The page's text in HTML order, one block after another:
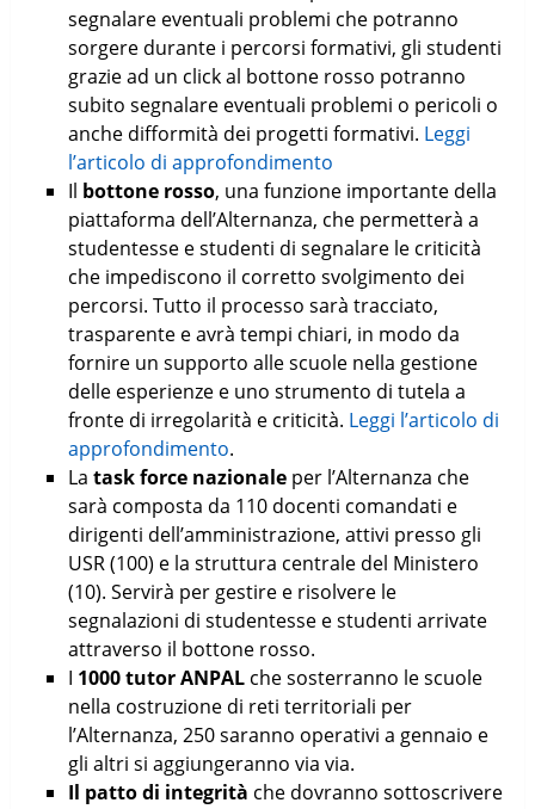
segnalare eventuali problemi che potranno
sorgere durante i percorsi formativi, gli studenti
grazie ad un click al bottone rosso potranno
subito segnalare eventuali problemi o pericoli o
anche difformità dei progetti formativi. Leggi
l’articolo di approfondimento
Il bottone rosso, una funzione importante della
piattaforma dell’Alternanza, che permetterà a
studentesse e studenti di segnalare le criticità
che impediscono il corretto svolgimento dei
percorsi. Tutto il processo sarà tracciato,
trasparente e avrà tempi chiari, in modo da
fornire un supporto alle scuole nella gestione
delle esperienze e uno strumento di tutela a
fronte di irregolarità e criticità. Leggi l’articolo di
approfondimento.
La task force nazionaleper l’Alternanza che
sarà composta da 110 docenti comandati e
dirigenti dell’amministrazione, attivi presso gli
USR (100) e la struttura centrale del Ministero
(10). Servirà per gestire e risolvere le
segnalazioni di studentesse e studenti arrivate
attraverso il bottone rosso.
I 1000 tutor ANPALche sosterranno le scuole
nella costruzione di reti territoriali per
l’Alternanza, 250 saranno operativi a gennaio e
gli altri si aggiungeranno via via.
Il patto di integrità che dovranno sottoscrivere